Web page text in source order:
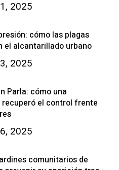
2025
cómo las plagas
el alcantarillado urbano
2025
Parla: cómo una
recuperó el control frente
2025
comunitarios de